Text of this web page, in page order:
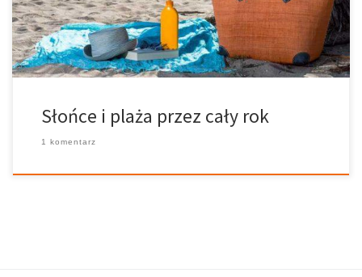
miejsce, aby poleżeć na plaży oraz zrelaksować się w słońcu.
Oszczędź […]
Słońce i plaża przez cały rok
1 komentarz